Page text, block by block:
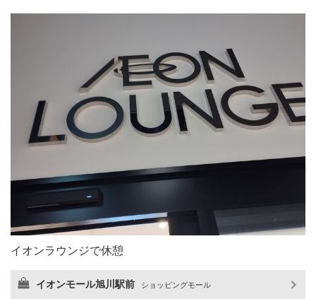
イオンラウンジで休憩
イオンモール旭川駅前 ショッピングモール